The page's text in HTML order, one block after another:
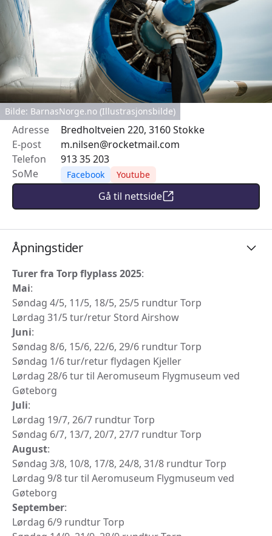
Bilde: BarnasNorge.no (Illustrasjonsbilde)
Adresse
Bredholtveien 220, 3160 Stokke
E-post
m.nilsen@rocketmail.com
Telefon
913 35 203
SoMe
Facebook Youtube
Gå til nettside
Åpningstider
Turer fra Torp flyplass 2025:
Mai:
Søndag 4/5, 11/5, 18/5, 25/5 rundtur Torp
Lørdag 31/5 tur/retur Stord Airshow
Juni:
Søndag 8/6, 15/6, 22/6, 29/6 rundtur Torp
Søndag 1/6 tur/retur flydagen Kjeller
Lørdag 28/6 tur til Aeromuseum Flygmuseum ved
Gøteborg
Juli:
Lørdag 19/7, 26/7 rundtur Torp
Søndag 6/7, 13/7, 20/7, 27/7 rundtur Torp
August:
Søndag 3/8, 10/8, 17/8, 24/8, 31/8 rundtur Torp
Lørdag 9/8 tur til Aeromuseum Flygmuseum ved
Gøteborg
September:
Lørdag 6/9 rundtur Torp